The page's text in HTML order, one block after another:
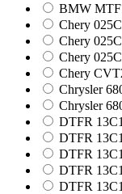
BMW
Chery
Chery
Chery
Chery
Chrysler
Chrysler
DTFR
DTFR
DTFR
DTFR
DTFR